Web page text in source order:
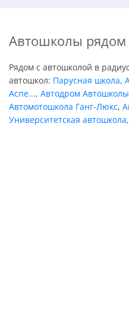
Автошколы рядом
Рядом с автошколой в
автошкол: Парусная школа,
Аспе..., Автодром
Автомотошкола Ганг-Люкс,
Университетская автошкола,